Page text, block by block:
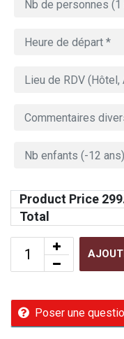
Product Price
Total
Poser une